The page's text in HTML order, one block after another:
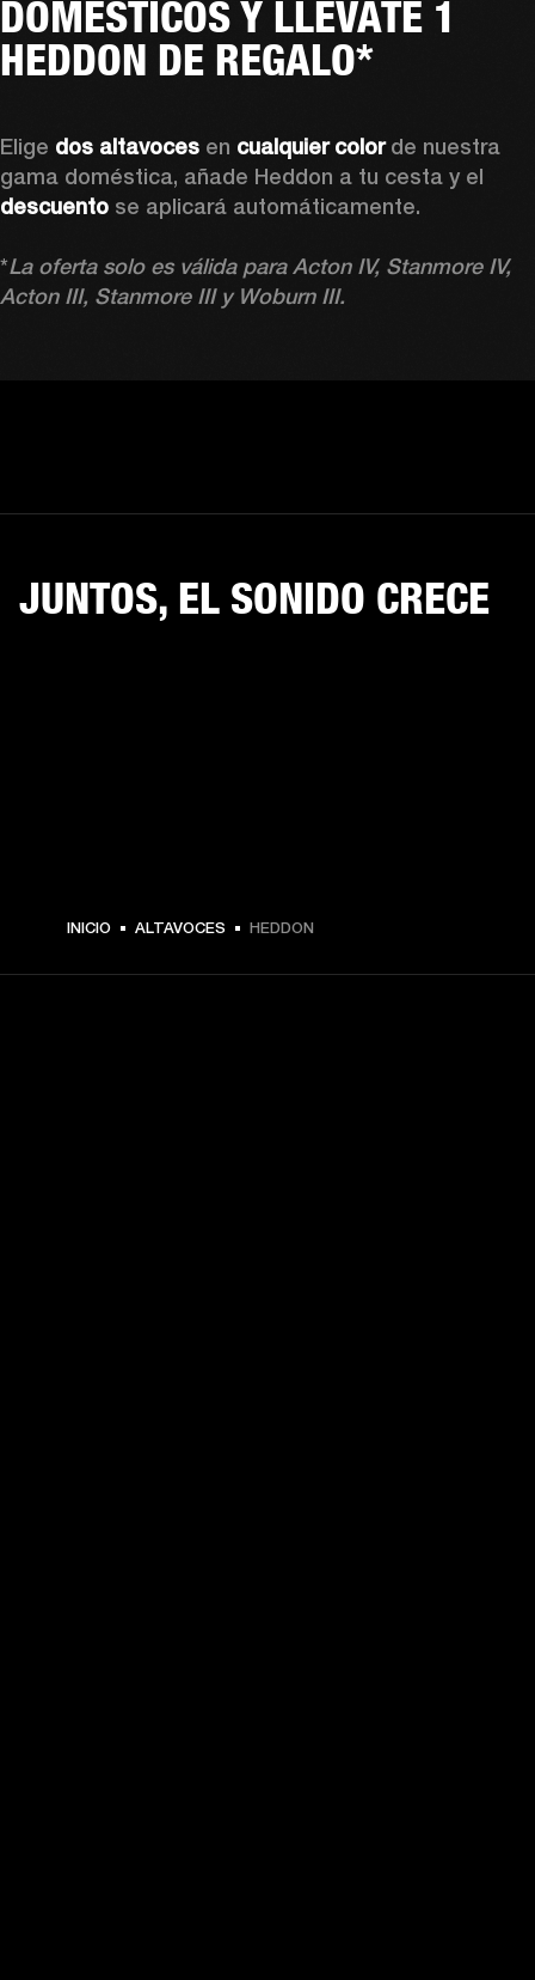
DOMÉSTICOS Y LLÉVATE 1
HEDDON DE REGALO*
Elige dos altavoces en cualquier color de nuestra
descuento se aplicará automáticamente.
*La oferta solo es válida para Acton IV, Stanmore IV,
Acton III, Stanmore III y Woburn III.
JUNTOS, EL SONIDO CRECE
INICIO ALTAVOCES HEDDON